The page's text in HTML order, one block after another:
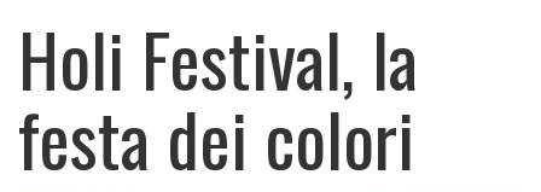
Holi Festival, la
festa dei colori